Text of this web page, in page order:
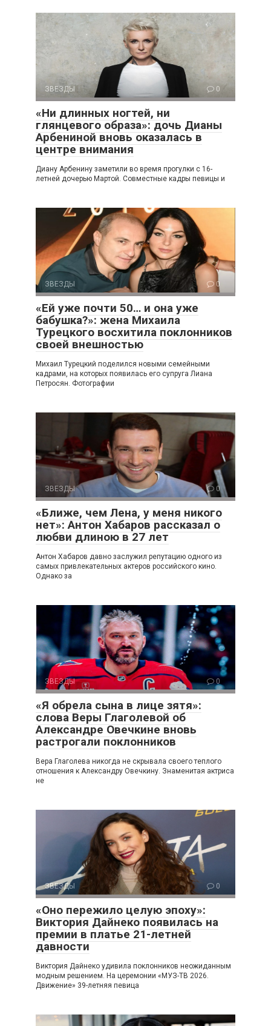
ЗВЕЗДЫ 0
«Ни длинных ногтей, ни
глянцевого образа»: дочь Дианы
Арбениной вновь оказалась в
центре внимания
Диану Арбенину заметили во время прогулки с 16-
летней дочерью Мартой. Совместные кадры певицы и
ЗВЕЗДЫ 0
«Ей уже почти 50… и она уже
бабушка?»: жена Михаила
Турецкого восхитила поклонников
своей внешностью
Михаил Турецкий поделился новыми семейными
кадрами, на которых появилась его супруга Лиана
Петросян. Фотографии
ЗВЕЗДЫ 0
«Ближе, чем Лена, у меня никого
нет»: Антон Хабаров рассказал о
любви длиною в 27 лет
Антон Хабаров давно заслужил репутацию одного из
самых привлекательных актеров российского кино.
Однако за
ЗВЕЗДЫ 0
«Я обрела сына в лице зятя»:
слова Веры Глаголевой об
Александре Овечкине вновь
растрогали поклонников
Вера Глаголева никогда не скрывала своего теплого
отношения к Александру Овечкину. Знаменитая актриса
не
ЗВЕЗДЫ 0
«Оно пережило целую эпоху»:
Виктория Дайнеко появилась на
премии в платье 21-летней
давности
Виктория Дайнеко удивила поклонников неожиданным
модным решением. На церемонии «МУЗ-ТВ 2026.
Движение» 39-летняя певица